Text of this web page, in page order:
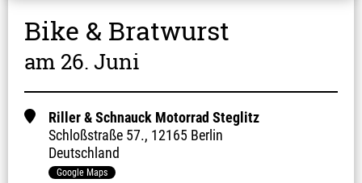
Bike & Bratwurst
am 26. Juni
Riller & Schnauck Motorrad Steglitz
Schloßstraße 57., 12165 Berlin
Deutschland
Google Maps